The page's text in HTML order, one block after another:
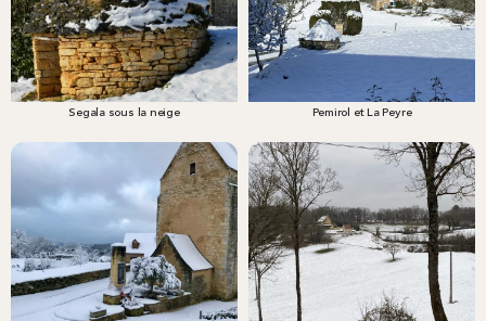
Segala sous la neige Pemirol et La Peyre